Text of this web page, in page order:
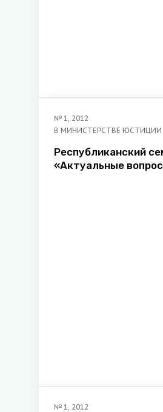
№ 1, 2012
В МИНИСТЕРСТВЕ ЮСТИЦИИ
Республиканский
«Актуальные
№ 1, 2012